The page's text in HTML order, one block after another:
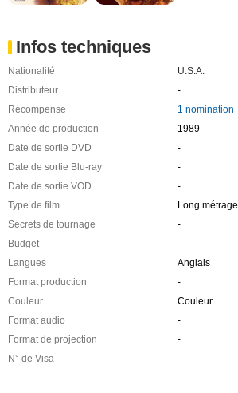
Infos techniques
Nationalité
U.S.A.
Distributeur
-
Récompense
1 nomination
Année de production
1989
Date de sortie DVD
-
Date de sortie Blu-ray
-
Date de sortie VOD
-
Type de film
Long métrage
Secrets de tournage
-
Budget
-
Langues
Anglais
Format production
-
Couleur
Couleur
Format audio
-
Format de projection
-
N° de Visa
-